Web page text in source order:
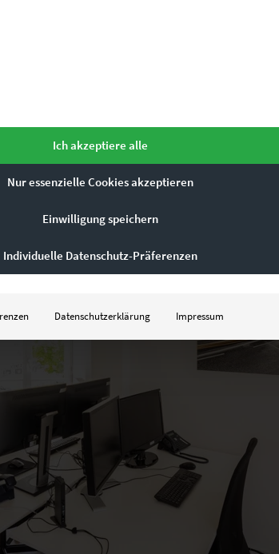
Ich akzeptiere alle
Nur essenzielle Cookies akzeptieren
Einwilligung speichern
Individuelle Datenschutz-Präferenzen
Datenschutzerklärung Impressum